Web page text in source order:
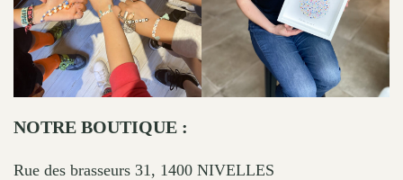
NOTRE BOUTIQUE :
Rue des brasseurs 31, 1400 NIVELLES